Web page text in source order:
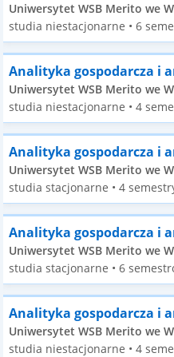
Uniwersytet WSB Merito we
studia niestacjonarne • 6
Analityka gospodarcza i
Uniwersytet WSB Merito we
studia niestacjonarne • 4
Analityka gospodarcza i
Uniwersytet WSB Merito we
studia stacjonarne • 4
Analityka gospodarcza i
Uniwersytet WSB Merito we
studia stacjonarne • 6
Analityka gospodarcza i
Uniwersytet WSB Merito we
studia niestacjonarne • 4